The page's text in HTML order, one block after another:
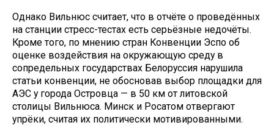
Однако Вильнюс считает, что в отчёте о проведённых
на станции стресс-тестах есть серьёзные недочёты.
Кроме того, по мнению стран Конвенции Эспо об
оценке воздействия на окружающую среду в
сопредельных государствах Белоруссия нарушила
статьи конвенции, не обосновав выбор площадки для
АЭС у города Островца — в 50 км от литовской
столицы Вильнюса. Минск и Росатом отвергают
упрёки, считая их политически мотивированными.